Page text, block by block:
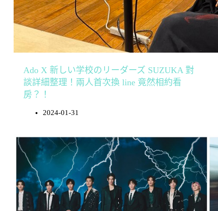
Ado X 新しい学校のリーダーズ SUZUKA 對
談詳細整理！兩人首次換 line 竟然相約看
房？！
2024-01-31